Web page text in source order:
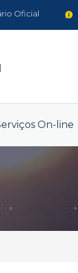
Oficial
On-line